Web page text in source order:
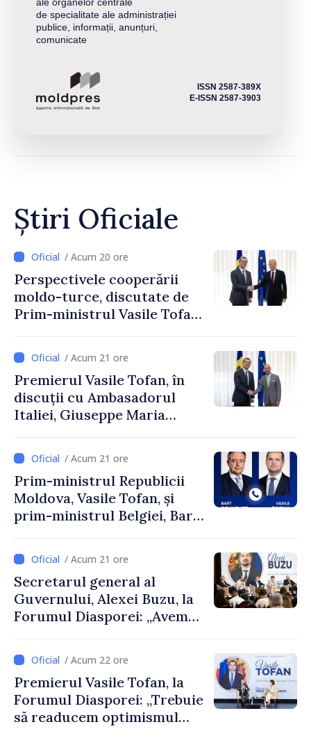
de specialitate ale administrației
publice, informații, anunțuri,
comunicate
ISSN 2587-389X
E-ISSN 2587-3903
Știri Oficiale
/ Acum 20 ore
Perspectivele cooperării
moldo-turce, discutate de
Prim-ministrul Vasile Tofan
Uygar Mustafa Sertel
/ Acum 21 ore
Premierul Vasile Tofan, în
discuții cu Ambasadorul
Italiei, Giuseppe Maria
/ Acum 21 ore
Prim-ministrul Republicii
Moldova, Vasile Tofan, și
prim-ministrul Belgiei, Bart
despre parcursul european
al Republicii Moldova.
/ Acum 21 ore
Secretarul general al
Guvernului, Alexei Buzu, la
Forumul Diasporei: „Avem
dumneavoastră pentru a
construi comunități mai
puternice”
/ Acum 22 ore
Premierul Vasile Tofan, la
Forumul Diasporei: „Trebuie
să readucem optimismul